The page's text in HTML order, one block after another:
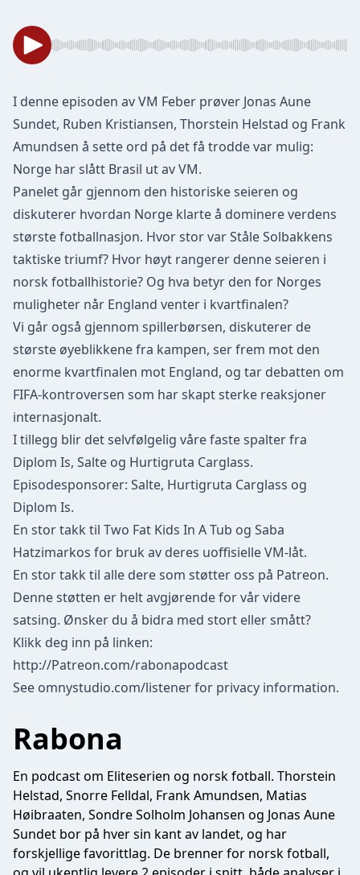
I denne episoden av VM Feber prøver Jonas Aune
Sundet, Ruben Kristiansen, Thorstein Helstad og Frank
Amundsen å sette ord på det få trodde var mulig:
Norge har slått Brasil ut av VM.
Panelet går gjennom den historiske seieren og
diskuterer hvordan Norge klarte å dominere verdens
største fotballnasjon. Hvor stor var Ståle Solbakkens
taktiske triumf? Hvor høyt rangerer denne seieren i
norsk fotballhistorie? Og hva betyr den for Norges
muligheter når England venter i kvartfinalen?
Vi går også gjennom spillerbørsen, diskuterer de
største øyeblikkene fra kampen, ser frem mot den
enorme kvartfinalen mot England, og tar debatten om
FIFA-kontroversen som har skapt sterke reaksjoner
internasjonalt.
I tillegg blir det selvfølgelig våre faste spalter fra
Diplom Is, Salte og Hurtigruta Carglass.
Episodesponsorer: Salte, Hurtigruta Carglass og
Diplom Is.
En stor takk til Two Fat Kids In A Tub og Saba
Hatzimarkos for bruk av deres uoffisielle VM-låt.
En stor takk til alle dere som støtter oss på Patreon.
Denne støtten er helt avgjørende for vår videre
satsing. Ønsker du å bidra med stort eller smått?
Klikk deg inn på linken:
http://Patreon.com/rabonapodcast
See omnystudio.com/listenerfor privacy information.
Rabona
En podcast om Eliteserien og norsk fotball. Thorstein
Helstad, Snorre Felldal, Frank Amundsen, Matias
Høibraaten, Sondre Solholm Johansen og Jonas Aune
Sundet bor på hver sin kant av landet, og har
forskjellige favorittlag. De brenner for norsk fotball,